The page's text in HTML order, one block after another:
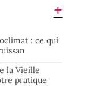
: ce qui
la Vieille
pratique